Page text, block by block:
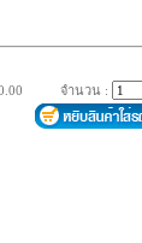
จำนวน :